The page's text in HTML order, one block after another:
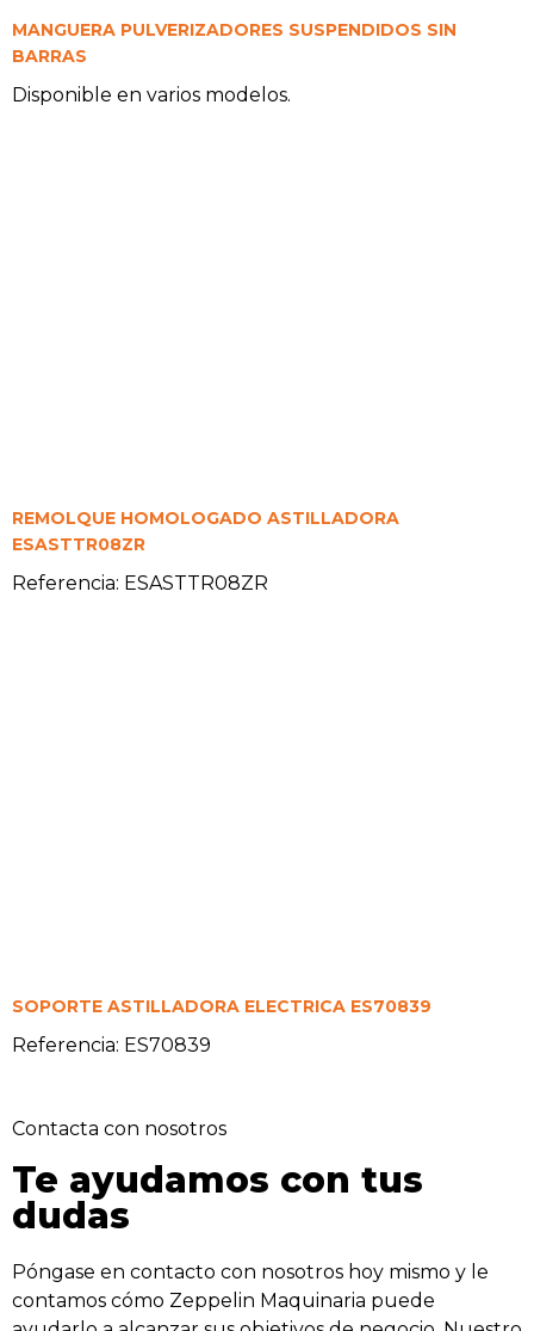
MANGUERA PULVERIZADORES SUSPENDIDOS SIN
BARRAS
Disponible en varios modelos.
REMOLQUE HOMOLOGADO ASTILLADORA
ESASTTR08ZR
Referencia: ESASTTR08ZR
SOPORTE ASTILLADORA ELECTRICA ES70839
Referencia: ES70839
Contacta con nosotros
Te ayudamos con tus
dudas
Póngase en contacto con nosotros hoy mismo y le
contamos cómo Zeppelin Maquinaria puede